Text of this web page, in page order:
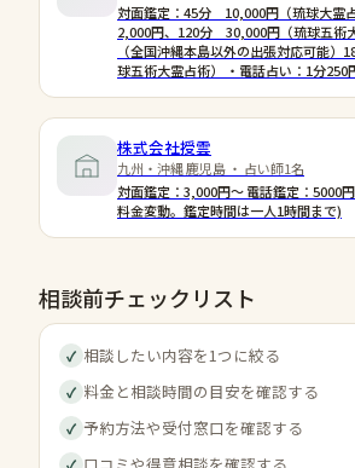
対面鑑定：45分 10,000円（琉球大霊
2,000円、120分 30,000円（琉球五術
（全国沖縄本島以外の出張対応可能
球五術大霊占術） ・電話占い：1分250
株式会社授雲
九州・沖縄 鹿児島 ・ 占い師1名
対面鑑定：3,000円～ 電話鑑定：5000
料金変動。鑑定時間は一人1時間まで)
相談前チェックリスト
✓ 相談したい内容を1つに絞る
✓ 料金と相談時間の目安を確認する
✓ 予約方法や受付窓口を確認する
✓